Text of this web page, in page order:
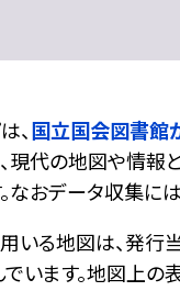
、 国立国会図書館
現代の地図や情報
なおデータ収集に
いる地図は、発行
います。地図上の